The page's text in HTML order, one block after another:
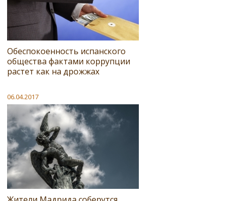
Обеспокоенность испанского
общества фактами коррупции
растет как на дрожжах
06.04.2017